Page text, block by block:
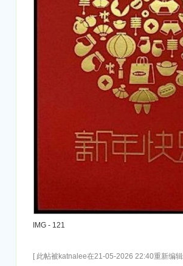
IMG - 121
[ 此帖被katnalee在21-05-2026 22:40重新编